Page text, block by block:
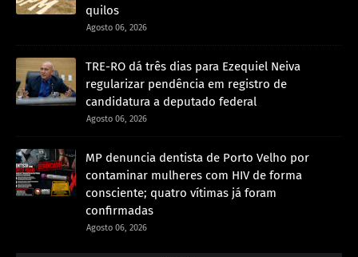
quilos
Agosto 06, 2026
TRE-RO dá três dias para Ezequiel Neiva
regularizar pendência em registro de
candidatura a deputado federal
Agosto 06, 2026
MP denuncia dentista de Porto Velho por
contaminar mulheres com HIV de forma
consciente; quatro vítimas já foram
confirmadas
Agosto 06, 2026